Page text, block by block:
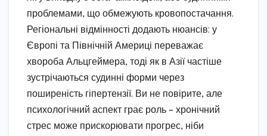
проблемами, що обмежують кровопостачання.
Регіональні відмінності додають нюансів: у
Європі та Північній Америці переважає
хвороба Альцгеймера, тоді як в Азії частіше
зустрічаються судинні форми через
поширеність гіпертензії. Ви не повірите, але
психологічний аспект грає роль – хронічний
стрес може прискорювати прогрес, ніби